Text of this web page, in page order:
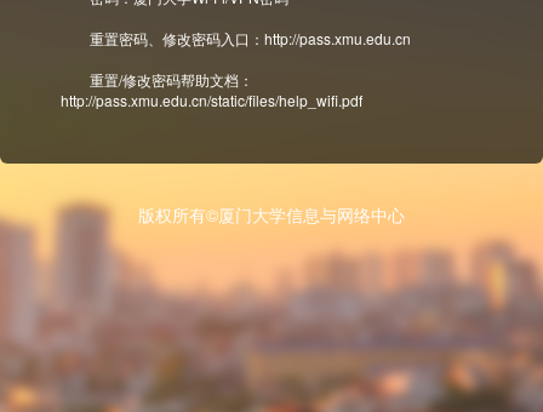
重置密码、修改密码入口：http://pass.xmu.edu.cn
重置/修改密码帮助文档：
http://pass.xmu.edu.cn/static/files/help_wifi.pdf
版权所有©厦门大学信息与网络中心